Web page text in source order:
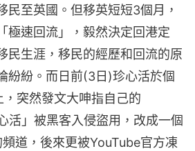
民至英國。但移英短短3個月，
極速回流」，毅然決定回港定
民生涯，移民的經歷和回流的原
紛紛。而日前(3日)珍心活於個
突然發文大呻指自己的
活」被黑客入侵盜用，改成一個
道，後來更被YouTube官方凍